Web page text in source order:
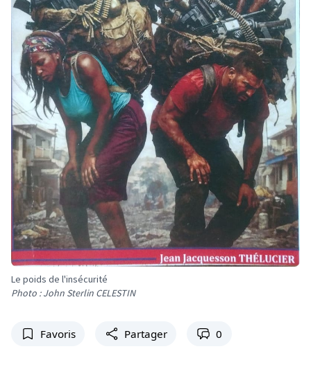
Le poids de l'insécurité
Photo : John Sterlin CELESTIN
Favoris Partager 0